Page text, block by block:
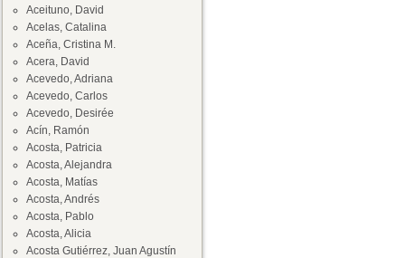
Aceituno, David
Acelas, Catalina
Aceña, Cristina M.
Acera, David
Acevedo, Adriana
Acevedo, Carlos
Acevedo, Desirée
Acín, Ramón
Acosta, Patricia
Acosta, Alejandra
Acosta, Matías
Acosta, Andrés
Acosta, Pablo
Acosta, Alicia
Acosta Gutiérrez, Juan Agustín